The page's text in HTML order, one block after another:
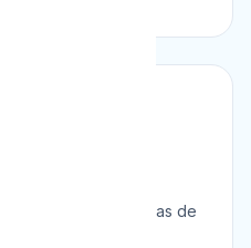
Garanti
l'intervention. Pas de
jamais.